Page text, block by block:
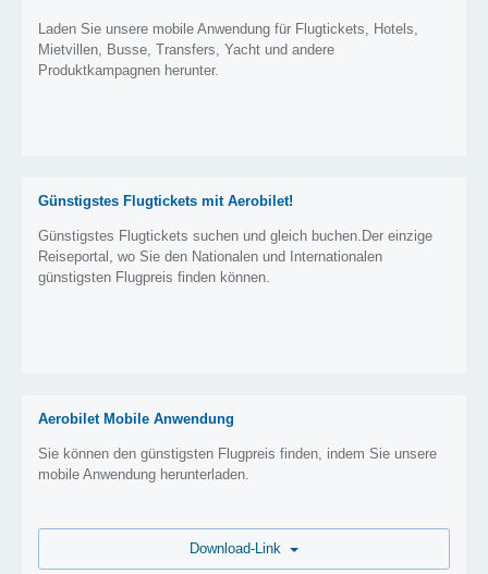
Laden Sie unsere mobile Anwendung für Flugtickets, Hotels,
Mietvillen, Busse, Transfers, Yacht und andere
Produktkampagnen herunter.
Günstigstes Flugtickets mit Aerobilet!
Günstigstes Flugtickets suchen und gleich buchen.Der einzige
Reiseportal, wo Sie den Nationalen und Internationalen
günstigsten Flugpreis finden können.
Aerobilet Mobile Anwendung
Sie können den günstigsten Flugpreis finden, indem Sie unsere
mobile Anwendung herunterladen.